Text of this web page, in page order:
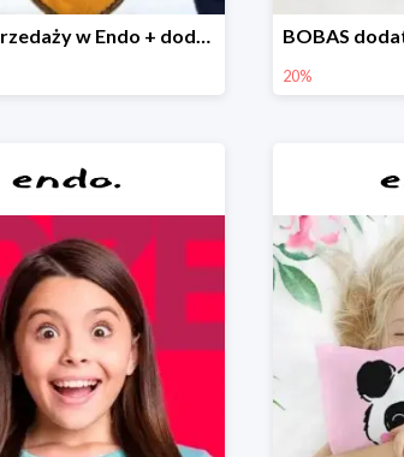
Finał wyprzedaży w Endo + dodatkowe 2% rabatu
20%